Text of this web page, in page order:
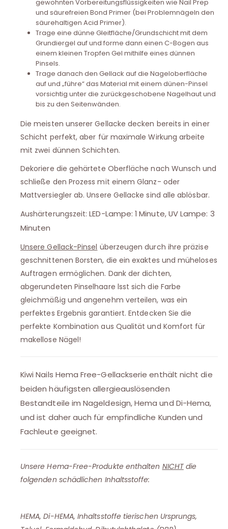
gewohnten Vorbereitungsflüssigkeiten wie Nail Prep
und säurefreien Bond Primer (bei Problemnägeln den
säurehaltigen Acid Primer).
Trage eine dünne Gleitfläche/Grundschicht mit dem
Grundiergel auf und forme dann einen C-Bogen aus
einem kleinen Tropfen Gel mithilfe eines dünnen
Pinsels.
Trage danach den Gellack auf die Nageloberfläche
auf und „führe“ das Material mit einem dünen-Pinsel
vorsichtig unter die zurückgeschobene Nagelhaut und
bis zu den Seitenwänden.
Die meisten unserer Gellacke decken bereits in einer
Schicht perfekt, aber für maximale Wirkung arbeite
mit zwei dünnen Schichten.
Dekoriere die gehärtete Oberfläche nach Wunsch und
schließe den Prozess mit einem Glanz- oder
Mattversiegler ab. Unsere Gellacke sind alle ablösbar.
Aushärterungszeit:LED-Lampe: 1 Minute, UV Lampe: 3
Minuten
Unsere Gellack-Pinsel überzeugen durch ihre präzise
geschnittenen Borsten, die ein exaktes und müheloses
Auftragen ermöglichen. Dank der dichten,
abgerundeten Pinselhaare lsst sich die Farbe
gleichmäßig und angenehm verteilen, was ein
perfektes Ergebnis garantiert. Entdecken Sie die
perfekte Kombination aus Qualität und Komfort für
makellose Nägel!
Kiwi Nails Hema Free-Gellackserie enthält nicht die
beiden häufigsten allergieauslösenden
Bestandteile im Nageldesign, Hema und Di-Hema,
und ist daher auch für empfindliche Kunden und
Fachleute geeignet.
Unsere Hema-Free-Produkte enthalten NICHTdie
folgenden schädlichen Inhaltsstoffe:
HEMA, Di-HEMA, Inhaltsstoffe tierischen Ursprungs,